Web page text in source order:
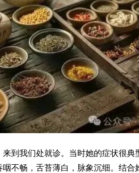
到我们处就诊。当时她的症状很
不畅，舌苔薄白，脉象沉细。结